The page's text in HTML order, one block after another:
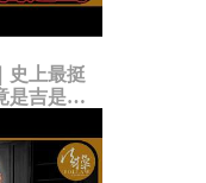
史上最挺
是吉是